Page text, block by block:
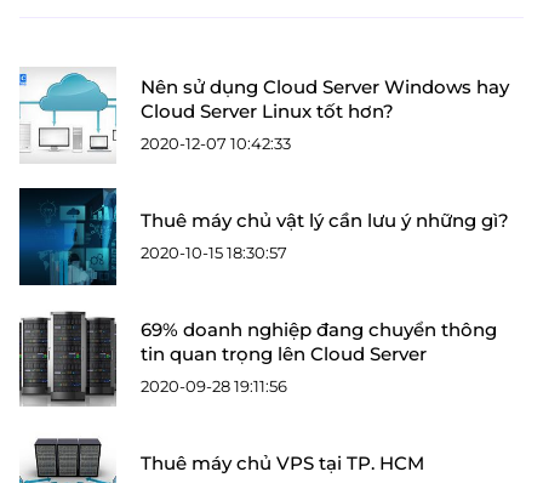
Nên sử dụng Cloud Server Windows hay
Cloud Server Linux tốt hơn?
2020-12-07 10:42:33
Thuê máy chủ vật lý cần lưu ý những gì?
2020-10-15 18:30:57
69% doanh nghiệp đang chuyển thông
tin quan trọng lên Cloud Server
2020-09-28 19:11:56
Thuê máy chủ VPS tại TP. HCM